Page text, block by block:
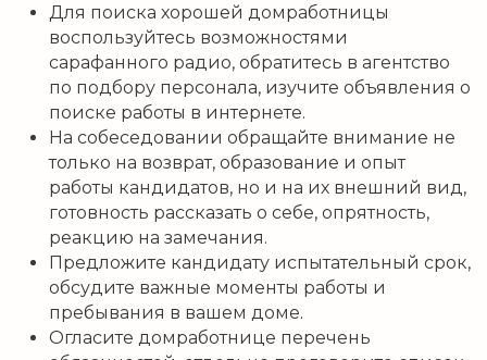
Для поиска хорошей домработницы
воспользуйтесь возможностями
сарафанного радио, обратитесь в агентство
по подбору персонала, изучите объявления о
поиске работы в интернете.
На собеседовании обращайте внимание не
только на возврат, образование и опыт
работы кандидатов, но и на их внешний вид,
готовность рассказать о себе, опрятность,
реакцию на замечания.
Предложите кандидату испытательный срок,
обсудите важные моменты работы и
пребывания в вашем доме.
Огласите домработнице перечень